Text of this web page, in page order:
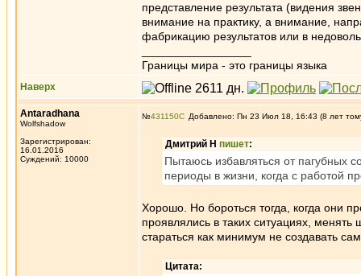
представление результата (видения
внимание на практику, а внимание,
фабрикацию результатов или в
Границы мира - это границы языка
Наверх
Antaradhana
Wolfshadow
Зарегистрирован:
16.01.2016
Суждений: 10000
№431150 Добавлено: Пн 23 Июл 18, 16:43 (8 лет
Дмитрий Н пишет:
Пытаюсь избавляться от пагубных
периоды в жизни, когда с работой
Хорошо. Но бороться тогда, когда они
проявлялись в таких ситуациях,
стараться как минимум не создавать
Цитата: